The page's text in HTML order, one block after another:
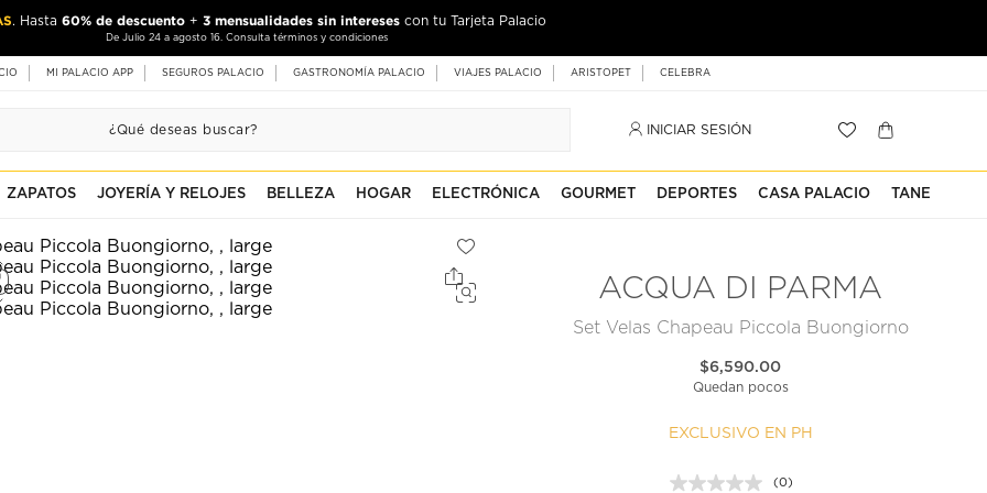
. Hasta 60% de descuento + 3 mensualidades sin intereses con tu Tarjeta Palacio
De Julio 24 a agosto 16. Consulta términos y condiciones
MI PALACIO APP SEGUROS PALACIO GASTRONOMÍA PALACIO VIAJES PALACIO ARISTOPET CELEBRA
INICIAR SESIÓN
ZAPATOS JOYERÍA Y RELOJES BELLEZA HOGAR ELECTRÓNICA GOURMET DEPORTES CASA PALACIO TANE
ACQUA DI PARMA
Set Velas Chapeau Piccola Buongiorno
$6,590.00
Quedan pocos
EXCLUSIVO EN PH
(0)